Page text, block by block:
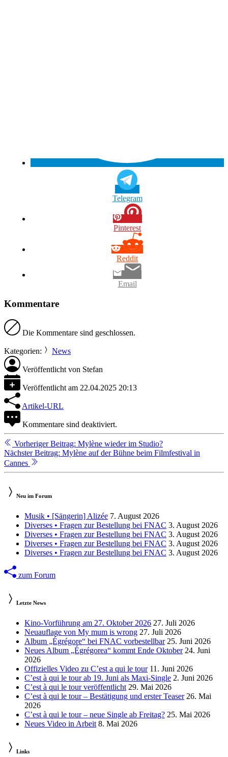
Telegram
Pinterest
Reddit
Email
Kommentare
Die Kommentare sind geschlossen.
Kategorien: News
Veröffentlicht von Stefan
Veröffentlicht am 22.04.2025 20:13
Artikel-URL
Kommentare sind deaktiviert.
Weiterlesen
Vorheriger Beitrag: Mylène wieder im Studio?
Nächster Beitrag: Mylène auf der Bühne beim Filmfestival in
Cannes
Neu im Forum
Musik • [Sängerin] Alizée 7. August 2026
Diverses • Fragen zur Bestellung bei FNAC 3. August 2026
Diverses • Fragen zur Bestellung bei FNAC 3. August 2026
Diverses • Fragen zur Bestellung bei FNAC 3. August 2026
Diverses • Fragen zur Bestellung bei FNAC 3. August 2026
zum Forum
Letzte News
Kino-Vorführung am 27. Oktober 2026 27. Juli 2026
Neuauflage von My mum is wrong 27. Juli 2026
Album „Égrégore“ bei FNAC vorbestellbar 25. Juni 2026
Neues Album „Égrégorea“ kommt Ende Oktober 24. Juni
2026
Offizielles Video zu C’est a qui le tour 11. Juni 2026
C’est à qui le tour ab 19. Juni als Maxi-Single 2. Juni 2026
C’est à qui le tour veröffentlicht 29. Mai 2026
C’est à qui le tour – Bestätigung und erster Teaser 26. Mai
2026
C’est à qui le tour – neue Single ab Freitag? 25. Mai 2026
Neues Video in Arbeit 8. Mai 2026
Links